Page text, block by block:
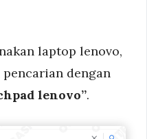
laptop lenovo,
dengan
lenovo”.